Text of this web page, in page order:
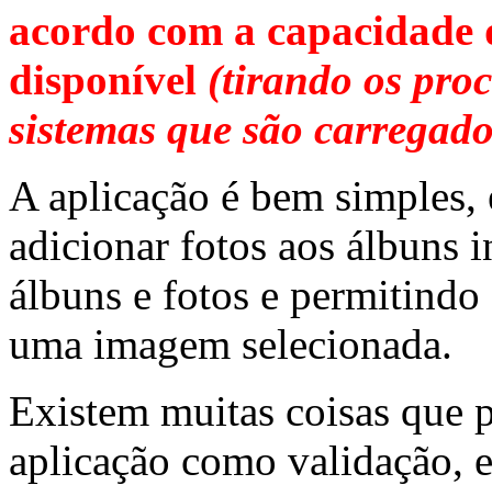
acordo com a
disponível (tirando os
sistemas que são
A aplicação é bem
adicionar fotos aos álbuns
álbuns e fotos e
uma imagem selecionada.
Existem muitas coisas que
aplicação como validação,